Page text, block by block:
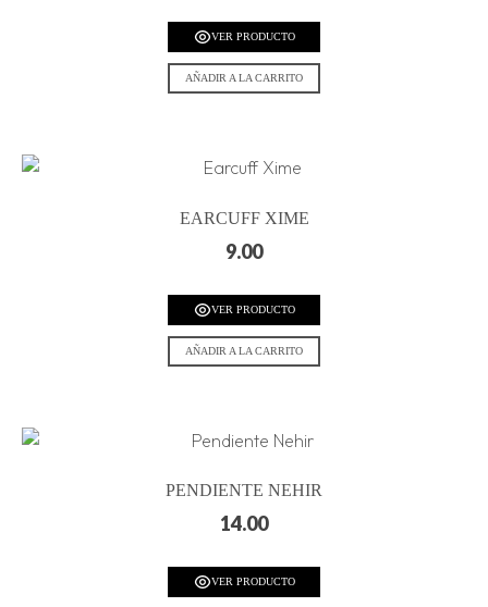
VER PRODUCTO
AÑADIR A LA CARRITO
EARCUFF XIME
9.00
VER PRODUCTO
AÑADIR A LA CARRITO
PENDIENTE NEHIR
14.00
VER PRODUCTO